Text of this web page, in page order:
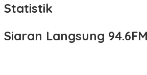
Statistik
Siaran Langsung